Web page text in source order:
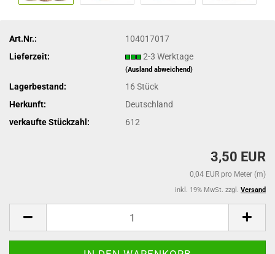
Art.Nr.:
104017017
Lieferzeit:
2-3 Werktage
(Ausland abweichend)
Lagerbestand: 16Stück
Herkunft:
Deutschland
verkaufte Stückzahl:
612
3,50 EUR
0,04 EUR pro Meter (m)
inkl. 19% MwSt. zzgl. Versand